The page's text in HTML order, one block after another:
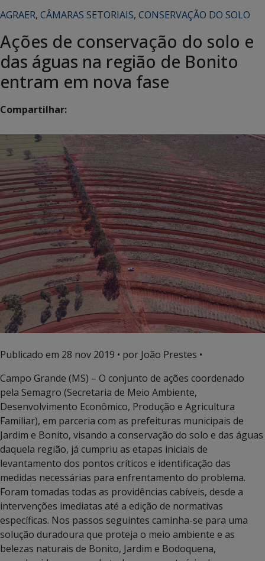
AGRAER, CÂMARAS SETORIAIS, CONSERVAÇÃO DO SOLO
Ações de conservação do solo e
das águas na região de Bonito
entram em nova fase
Compartilhar:
Publicado em 28 nov 2019 • por João Prestes •
Campo Grande (MS) – O conjunto de ações coordenado
pela Semagro (Secretaria de Meio Ambiente,
Desenvolvimento Econômico, Produção e Agricultura
Familiar), em parceria com as prefeituras municipais de
Jardim e Bonito, visando a conservação do solo e das águas
daquela região, já cumpriu as etapas iniciais de
levantamento dos pontos críticos e identificação das
medidas necessárias para enfrentamento do problema.
Foram tomadas todas as providências cabíveis, desde a
intervenções imediatas até a edição de normativas
específicas. Nos passos seguintes caminha-se para uma
solução duradoura que proteja o meio ambiente e as
belezas naturais de Bonito, Jardim e Bodoquena,